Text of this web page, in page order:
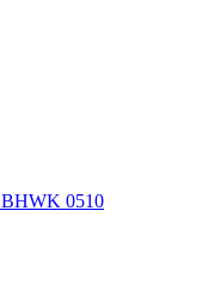
BHWK 0510